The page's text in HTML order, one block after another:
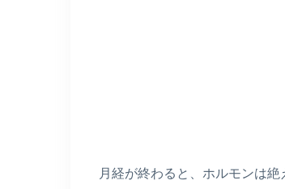
月経が終わると、ホルモンは